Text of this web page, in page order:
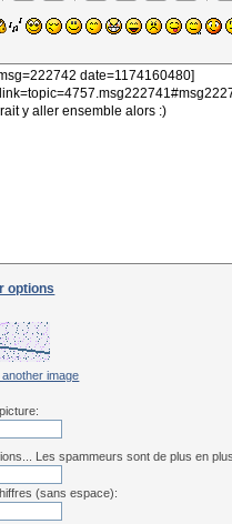
options
image
Les spammeurs sont de plus en
(sans espace):